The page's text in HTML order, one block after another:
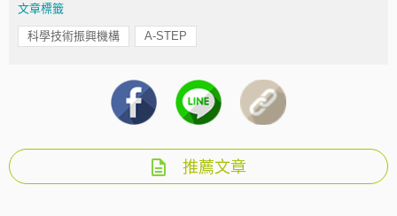
文章標籤
科學技術振興機構 A-STEP
推薦文章